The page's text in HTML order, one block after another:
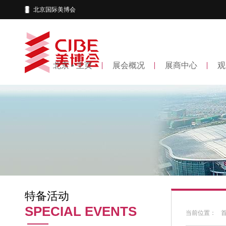
北京国际美博会
北京 • 主页 展会概况 展商中心
特备活动
SPECIAL EVENTS 当前位置：